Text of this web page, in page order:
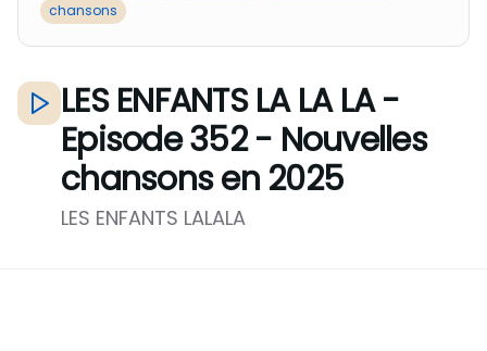
chansons
LES ENFANTS LA LA LA -
Episode 352 - Nouvelles
chansons en 2025
LES ENFANTS LALALA